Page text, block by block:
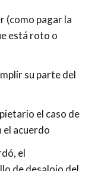
(como pagar la
está roto o
su parte del
el caso de
el acuerdo
el